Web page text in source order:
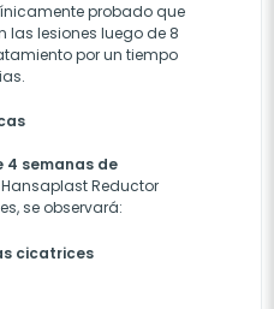
probado que
lesiones luego de 8
por un tiempo
4 semanas de
Reductor
se observará:
cicatrices